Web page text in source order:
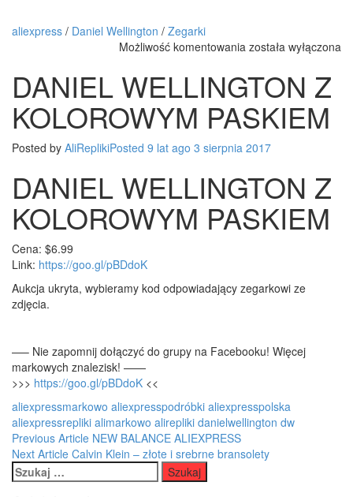
aliexpress / Daniel Wellington / Zegarki
Możliwość komentowania DANIEL
Z
KOLOROWYM
PASKIEM
została wyłączona
DANIEL WELLINGTON Z
KOLOROWYM PASKIEM
Posted by AliReplikiPosted 9 lat ago 3 sierpnia 2017
DANIEL WELLINGTON Z
KOLOROWYM PASKIEM
Cena: $6.99
Link: https://goo.gl/pBDdoK
Aukcja ukryta, wybieramy kod odpowiadający zegarkowi ze
zdjęcia.
—– Nie zapomnij dołączyć do grupy na Facebooku! Więcej
markowych znalezisk! ——
>>> https://goo.gl/pBDdoK <<
aliexpressmarkowo aliexpresspodróbki aliexpresspolska
aliexpressrepliki alimarkowo alirepliki danielwellington dw
Post
navigation
Previous Article NEW BALANCE ALIEXPRESS
Next Article Calvin Klein – złote i srebrne bransolety
Szukaj: